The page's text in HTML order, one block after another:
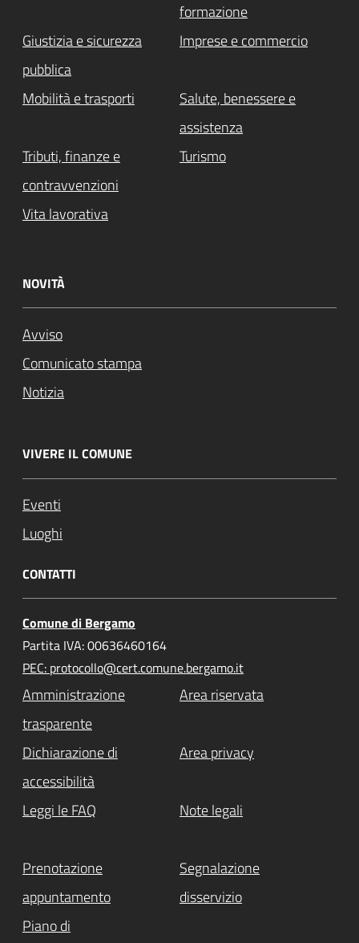
formazione
Giustizia e sicurezza
pubblica
Imprese e commercio
Mobilità e trasporti
Salute, benessere e
assistenza
Tributi, finanze e
contravvenzioni
Turismo
Vita lavorativa
NOVITÀ
Avviso
Comunicato stampa
Notizia
VIVERE IL COMUNE
Eventi
Luoghi
CONTATTI
Comune di Bergamo
Partita IVA: 00636460164
PEC: protocollo@cert.comune.bergamo.it
Amministrazione
trasparente
Area riservata
Dichiarazione di
accessibilità
Area privacy
Leggi le FAQ Note legali
Prenotazione
appuntamento
Segnalazione
disservizio
Piano di